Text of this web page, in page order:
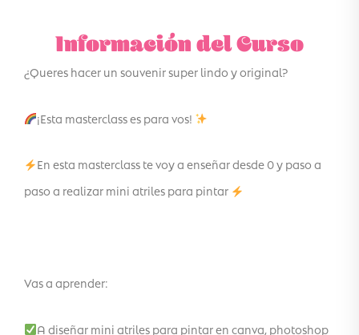
Información del Curso
¿Queres hacer un souvenir super lindo y original?
¡Esta masterclass es para vos!
En esta masterclass te voy a enseñar desde 0 y paso a
paso a realizar mini atriles para pintar
Vas a aprender:
A diseñar mini atriles para pintar en canva, photoshop